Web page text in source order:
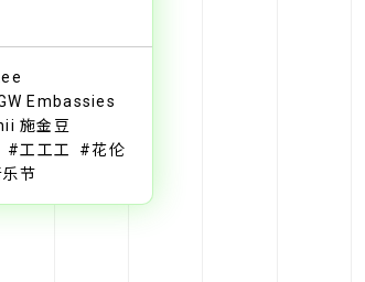
Embassies
施金豆
工工工
花伦
乐节